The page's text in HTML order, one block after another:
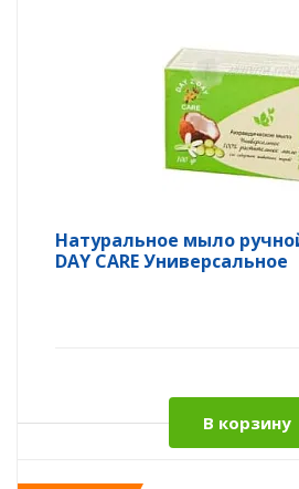
Натуральное мыло
DAY CARE Универсальное
В корзину